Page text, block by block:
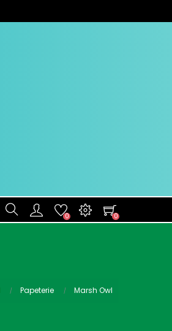
0 0
Papeterie Marsh Owl